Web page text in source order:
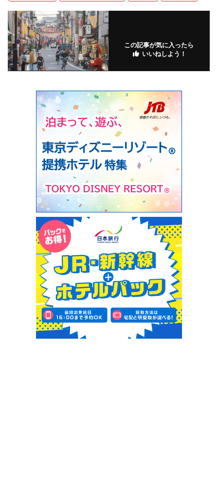
この記事が気に入ったら
いいねしよう！